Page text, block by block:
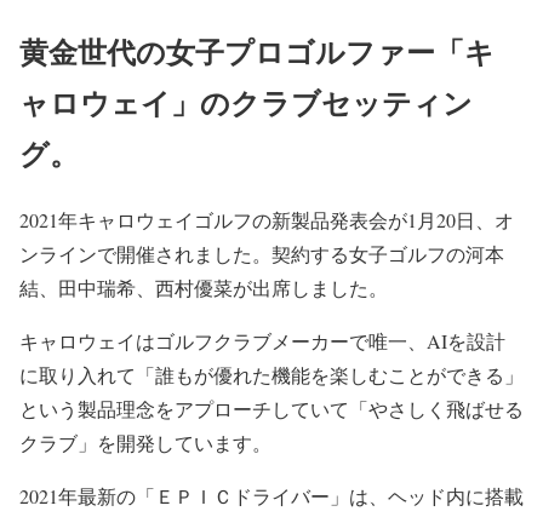
黄金世代の女子プロゴルファー「キ
ャロウェイ」のクラブセッティン
グ。
2021年キャロウェイゴルフの新製品発表会が1月20日、オ
ンラインで開催されました。契約する女子ゴルフの河本
結、田中瑞希、西村優菜が出席しました。
キャロウェイはゴルフクラブメーカーで唯一、AIを設計
に取り入れて「誰もが優れた機能を楽しむことができる」
という製品理念をアプローチしていて「やさしく飛ばせる
クラブ」を開発しています。
2021年最新の「ＥＰＩＣドライバー」は、ヘッド内に搭載